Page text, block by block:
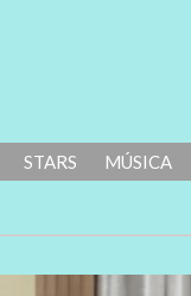
STARS MÚSICA